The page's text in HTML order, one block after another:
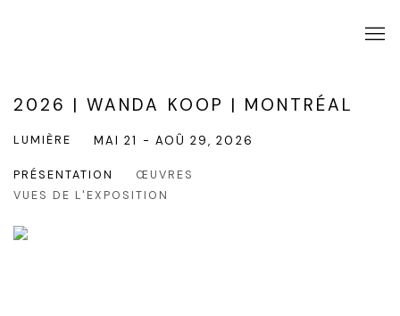
2026 | WANDA KOOP | MONTRÉAL
LUMIÈRE MAI 21 - AOÛ 29, 2026
PRÉSENTATION
ŒUVRES
VUES DE L'EXPOSITION